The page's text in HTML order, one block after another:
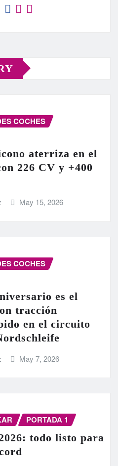
COCHES
aterriza en el
226 CV y +400
May 15, 2026
COCHES
es el
tracción
en el circuito
May 7, 2026
PORTADA 1
todo listo para